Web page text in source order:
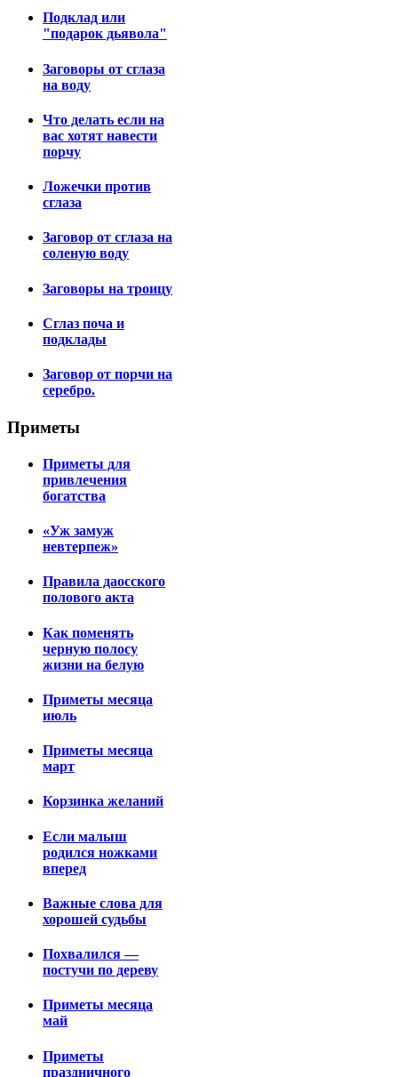
Подклад или
"подарок дьявола"
Заговоры от сглаза
на воду
Что делать если на
вас хотят навести
порчу
Ложечки против
сглаза
Заговор от сглаза на
соленую воду
Заговоры на троицу
Сглаз поча и
подклады
Заговор от порчи на
серебро.
Приметы
Приметы для
привлечения
богатства
«Уж замуж
невтерпеж»
Правила даосского
полового акта
Как поменять
черную полосу
жизни на белую
Приметы месяца
июль
Приметы месяца
март
Корзинка желаний
Если малыш
родился ножками
вперед
Важные слова для
хорошей судьбы
Похвалился —
постучи по дереву
Приметы месяца
май
Приметы
праздничного